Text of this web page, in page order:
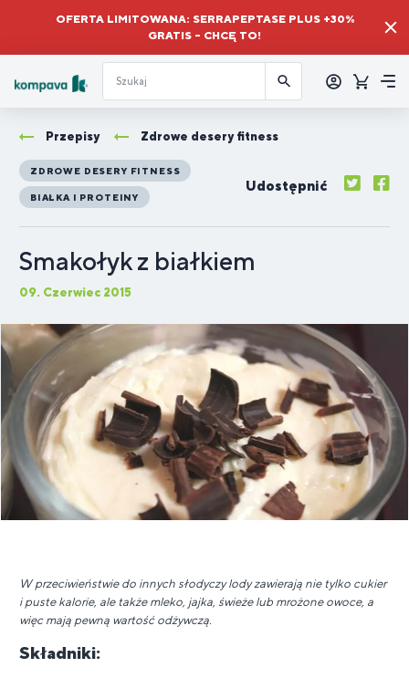
OFERTA LIMITOWANA: SERRAPEPTASE PLUS +30%
GRATIS – CHCĘ TO!
się
Koszyk
Przepisy Zdrowe desery fitness
ZDROWE DESERY FITNESS
BIAŁKA I PROTEINY
Udostępnić
Smakołyk z białkiem
09. Czerwiec 2015
W przeciwieństwie do innych słodyczy lody zawierają nie tylko cukier
i puste kalorie, ale także mleko, jajka, świeże lub mrożone owoce, a
więc mają pewną wartość odżywczą.
Składniki: